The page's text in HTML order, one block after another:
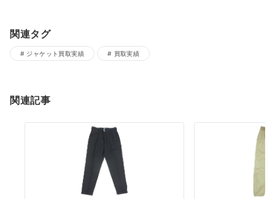
関連タグ
ジャケット買取実績 買取実績
関連記事